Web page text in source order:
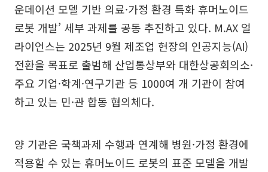
운데이션 모델 기반 의료·가정 환경 특화 휴머노이드
로봇 개발’ 세부 과제를 공동 추진하고 있다. M.AX 얼
라이언스는 2025년 9월 제조업 현장의 인공지능(AI)
전환을 목표로 출범해 산업통상부와 대한상공회의소·
주요 기업·학계·연구기관 등 1000여 개 기관이 참여
하고 있는 민·관 합동 협의체다.
양 기관은 국책과제 수행과 연계해 병원·가정 환경에
적용할 수 있는 휴머노이드 로봇의 표준 모델을 개발